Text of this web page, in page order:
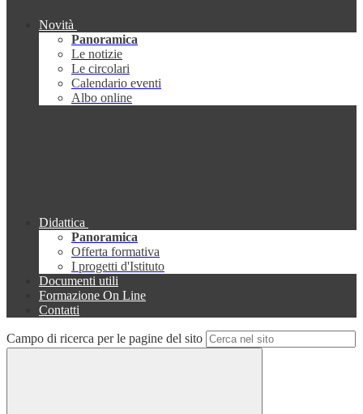
Novità
Panoramica
Le notizie
Le circolari
Calendario eventi
Albo online
Didattica
Panoramica
Offerta formativa
I progetti d'Istituto
Documenti utili
Formazione On Line
Contatti
Campo di ricerca per le pagine del sito